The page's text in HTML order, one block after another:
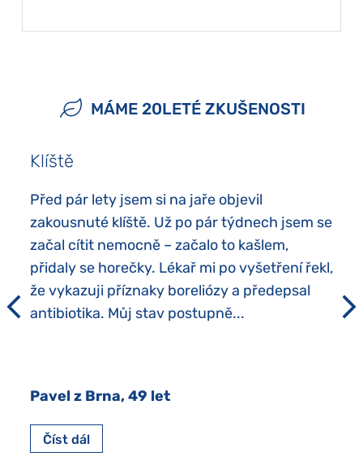
MÁME 20LETÉ ZKUŠENOSTI
Klíště
Před pár lety jsem si na jaře objevil
zakousnuté klíště. Už po pár týdnech jsem se
začal cítit nemocně – začalo to kašlem,
přidaly se horečky. Lékař mi po vyšetření řekl,
že vykazuji příznaky boreliózy a předepsal
antibiotika. Můj stav postupně...
Pavel z Brna, 49 let
Číst dál